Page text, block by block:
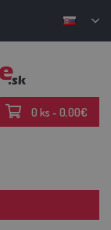
0 ks - 0,00€